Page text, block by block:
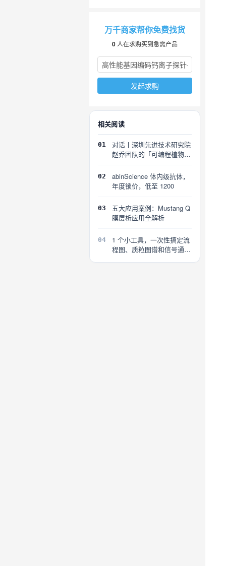
万千商家帮你免费找货
0 人在求购买到急需产品
发起求购
相关阅读
01
对话丨深圳先进技术研究院
赵乔团队的「可编程植物」
02
abinScience 体内级抗体，
年度锁价，低至 1200
03
五大应用案例：Mustang Q
膜层析应用全解析
04
1 个小工具，一次性搞定流
程图、质粒图谱和信号通路